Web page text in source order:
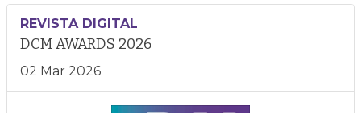
REVISTA DIGITAL
DCM AWARDS 2026
02 Mar 2026